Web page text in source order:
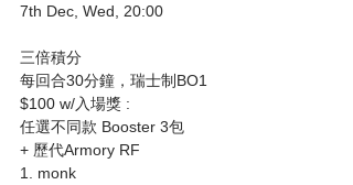
7th Dec, Wed, 20:00
三倍積分
每回合30分鐘，瑞士制BO1
$100 w/入場獎 :
任選不同款 Booster 3包
+ 歷代Armory RF
1. monk